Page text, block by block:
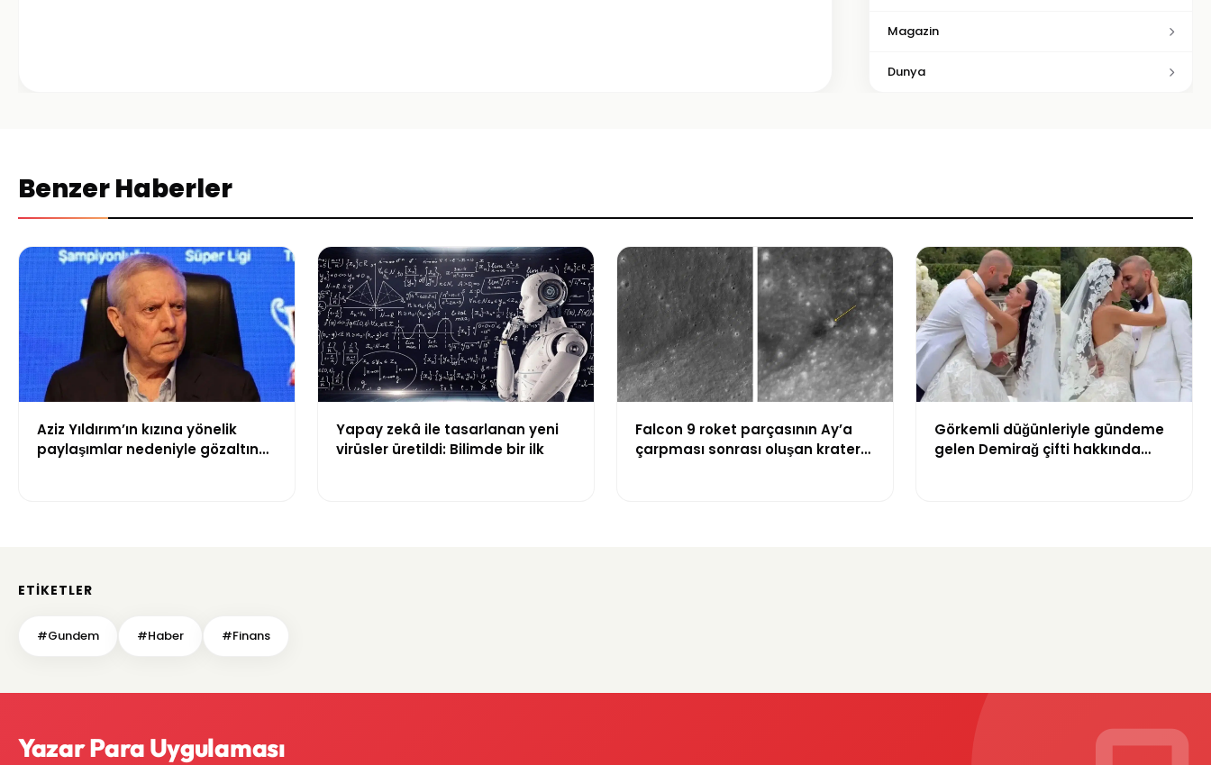
Magazin
Dunya
Benzer Haberler
Aziz Yıldırım’ın kızına yönelik
paylaşımlar nedeniyle gözaltına
Yapay zekâ ile tasarlanan yeni
virüsler üretildi: Bilimde bir ilk
Falcon 9 roket parçasının Ay’a
çarpması sonrası oluşan krater
Görkemli düğünleriyle gündeme
gelen Demirağ çifti hakkında
ETIKETLER
#Gundem #Haber #Finans
Yazar Para Uygulaması